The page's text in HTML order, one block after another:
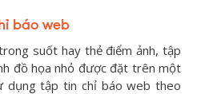
báo web
suốt hay thẻ điểm ảnh, tập
đồ họa nhỏ được đặt trên một
dụng tập tin chỉ báo web theo